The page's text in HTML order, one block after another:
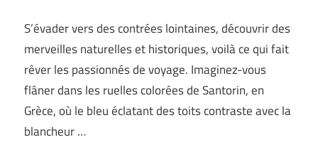
S’évader vers des contrées lointaines, découvrir des
merveilles naturelles et historiques, voilà ce qui fait
rêver les passionnés de voyage. Imaginez-vous
flâner dans les ruelles colorées de Santorin, en
Grèce, où le bleu éclatant des toits contraste avec la
blancheur …